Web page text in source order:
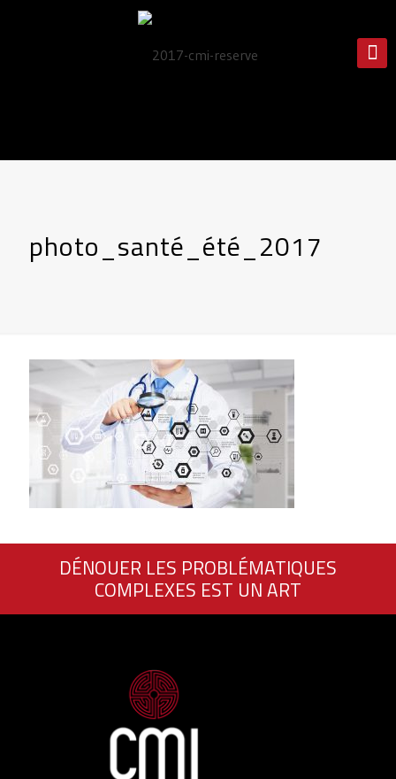
photo_santé_été_2017
DÉNOUER LES PROBLÉMATIQUES
COMPLEXES EST UN ART